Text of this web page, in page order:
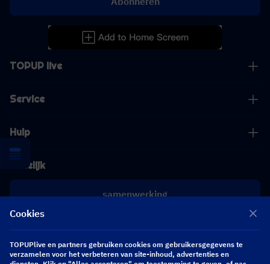
TOPUP live
Service
Hulp
Zakelijk
samenwerking
[email protected]
Cookies
TOPUPlive en partners gebruiken cookies om gebruikersgegevens te
verzamelen voor het verbeteren van site-inhoud, advertenties en